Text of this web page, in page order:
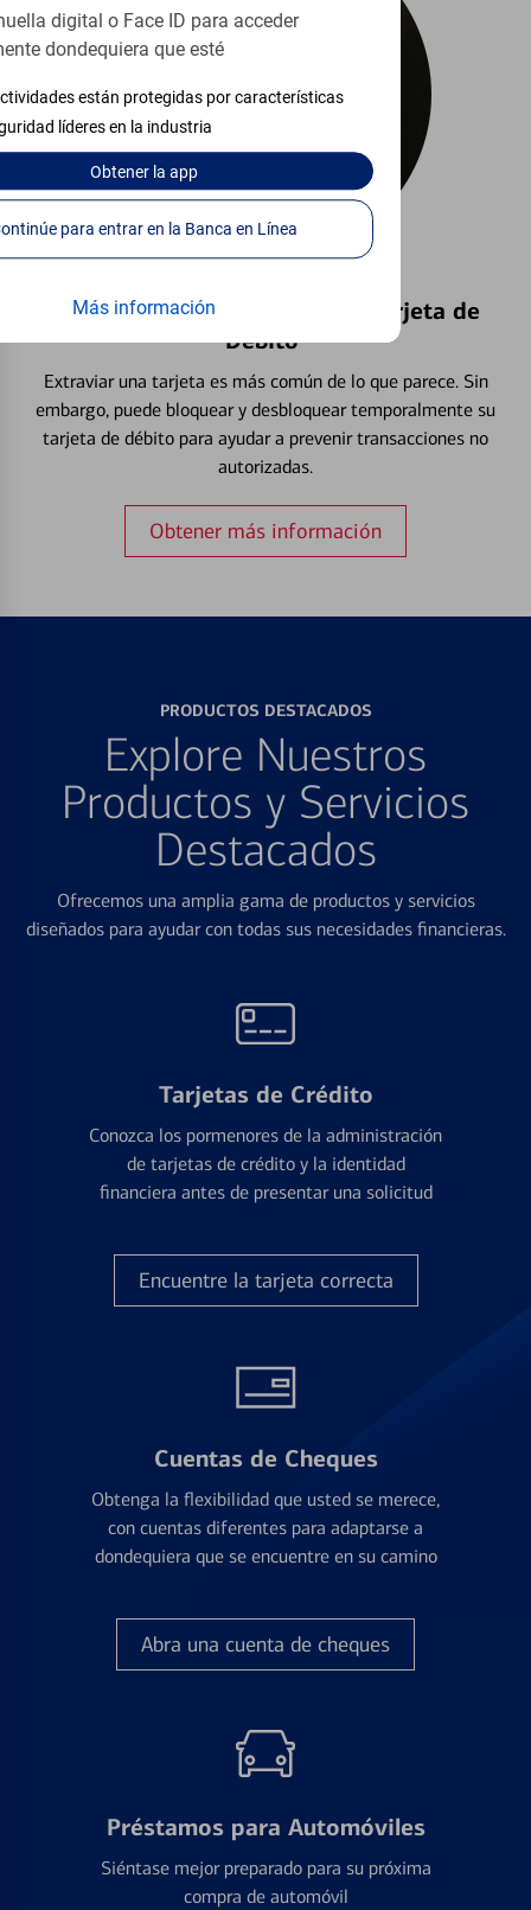
digital o Face ID para acceder
dondequiera que esté
están protegidas por características
líderes en la industria
Obtenerla app
Continúe para entrar en la Banca en Línea
Más información
Bloquear y Desbloquear una Tarjeta de
Débito⁴
Extraviar una tarjeta es más común de lo que parece. Sin
embargo, puede bloquear y desbloquear temporalmente su
tarjeta de débito para ayudar a prevenir transacciones no
autorizadas.
Obtener más información
PRODUCTOS DESTACADOS
Explore Nuestros
Productos y Servicios
Destacados
Ofrecemos una amplia gama de productos y servicios
diseñados para ayudar con todas sus necesidades financieras.
Tarjetas de Crédito
Conozca los pormenores de la administración
de tarjetas de crédito y la identidad
financiera antes de presentar una solicitud
Encuentre la tarjeta correcta
Cuentas de Cheques
Obtenga la flexibilidad que usted se merece,
con cuentas diferentes para adaptarse a
dondequiera que se encuentre en su camino
Abra una cuenta de cheques
Préstamos para Automóviles
Siéntase mejor preparado para su próxima
compra de automóvil